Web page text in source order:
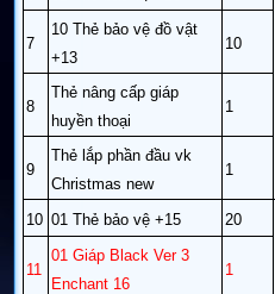
7
10 Thẻ bảo vệ đồ vật
+13
10
8
Thẻ nâng cấp giáp
huyền thoại
1
9
Thẻ lắp phần đầu vk
Christmas new
1
10 01 Thẻ bảo vệ +15 20
11
01 Giáp Black Ver 3
Enchant 16
1